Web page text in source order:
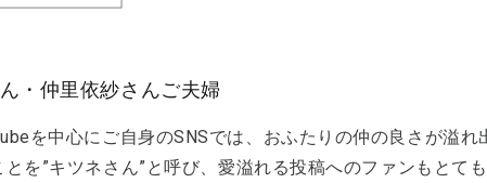
・仲里依紗さんご夫婦
を中心にご自身のSNSでは、おふたりの仲の良さが溢
を”キツネさん”と呼び、愛溢れる投稿へのファンもとて